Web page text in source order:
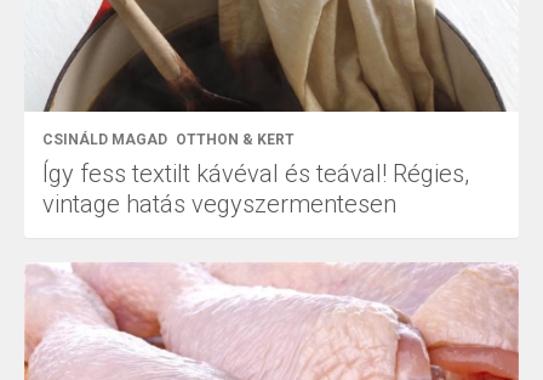
CSINÁLD MAGAD OTTHON & KERT
Így fess textilt kávéval és teával! Régies,
vintage hatás vegyszermentesen